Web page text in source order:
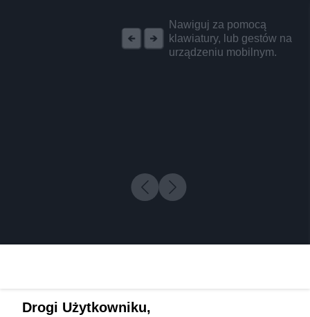
Nawiguj za pomocą
klawiatury, lub gestów na
urządzeniu mobilnym.
Drogi Użytkowniku,